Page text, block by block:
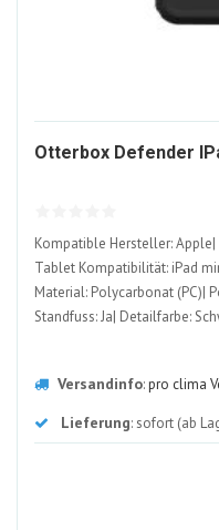
Otterbox Defender
Kompatible Hersteller:
Tablet Kompatibilität: iPad
Material: Polycarbonat (PC)|
Standfuss: Ja| Detailfarbe:
Versandinfo:pro clima
Lieferung: sofort (ab